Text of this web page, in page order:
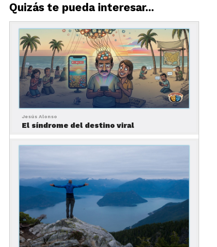
Y entonces, en lugar de ir a terapia, hace algo más
Porque claro, cambiar de continente siempre
suena más sexy que cambiar de hábitos.
¿De dónde sale esto?
De internet, obviamente. TikTok, YouTube, foros
donde todos son expertos en relaciones y nadie
ha resuelto la suya.
Quizás te pueda interesar...
Jesús Alonso
El síndrome del destino viral